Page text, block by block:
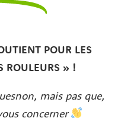
POUR LES
ROULEURS » !
mais pas que,
concerner